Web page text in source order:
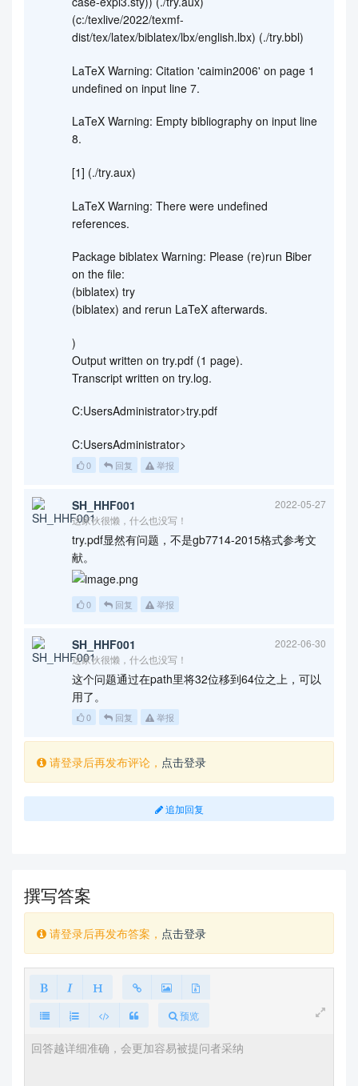
(c:/texlive/2022/texmf-
dist/tex/latex/biblatex/lbx/english.lbx) (./try.bbl)
LaTeX Warning: Citation 'caimin2006' on page 1
undefined on input line 7.
LaTeX Warning: Empty bibliography on input line
8.
[1] (./try.aux)
LaTeX Warning: There were undefined
references.
Package biblatex Warning: Please (re)run Biber
on the file:
(biblatex) try
(biblatex) and rerun LaTeX afterwards.
)
Output written on try.pdf (1 page).
Transcript written on try.log.
C:UsersAdministrator>try.pdf
C:UsersAdministrator>
0 回复 举报
SH_HHF001
2022-05-27
这家伙很懒，什么也没写！
try.pdf显然有问题，不是gb7714-2015格式参考文
献。
0 回复 举报
SH_HHF001
2022-06-30
这家伙很懒，什么也没写！
这个问题通过在path里将32位移到64位之上，可以
用了。
0 回复 举报
请登录后再发布评论， 点击登录
追加回复
撰写答案
请登录后再发布答案， 点击登录
预览